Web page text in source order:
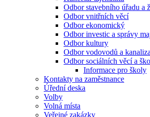
Odbor stavebního úřadu a
Odbor vnitřních věcí
Odbor ekonomický
Odbor investic a správy
Odbor kultury
Odbor vodovodů a
Odbor sociálních věcí a
Informace pro školy
Kontakty na zaměstnance
Úřední deska
Volby
Volná místa
Veřejné zakázky